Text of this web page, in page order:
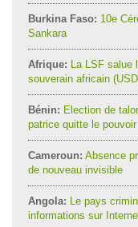
Burkina Faso: 10e
Sankara
Afrique: La LSF salue
souverain africain
Bénin: Election de
patrice quitte le
Cameroun: Absence
de nouveau invisible
Angola: Le pays
informations sur